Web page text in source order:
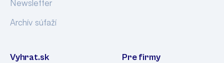
Newsletter
Archív súťaží
Vyhrat.sk
Pre firmy